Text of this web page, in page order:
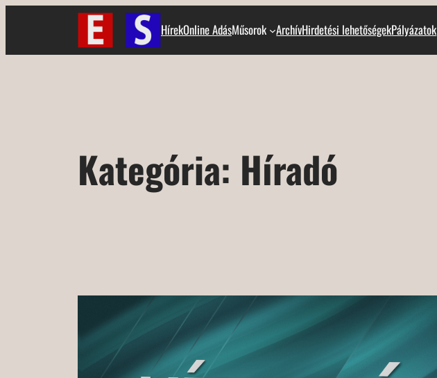
HírekOnline AdásMűsorok ArchívHirdetési lehetőségekPályázatok
Kategória: Híradó